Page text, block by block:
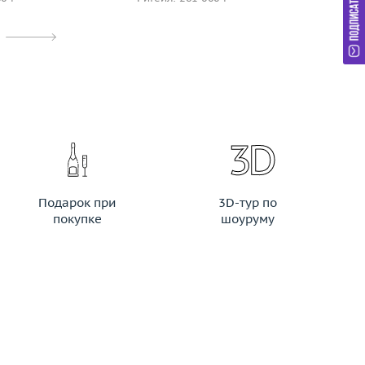
Подарок при
покупке
3D-тур по
шоуруму